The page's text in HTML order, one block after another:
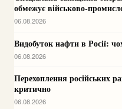
обмежує військово-
06.08.2026
Видобуток нафти в Росії:
06.08.2026
Перехоплення російських
критично
06.08.2026